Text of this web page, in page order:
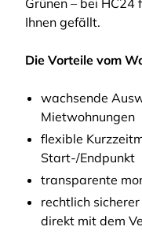
Grünen – bei HC24
Ihnen gefällt.
Die Vorteile vom
wachsende
Mietwohnungen
flexible
Start-/Endpunkt
transparente
rechtlich
direkt mit dem